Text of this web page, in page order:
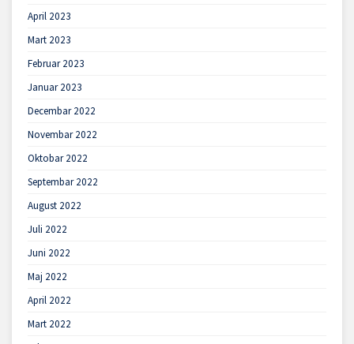
April 2023
Mart 2023
Februar 2023
Januar 2023
Decembar 2022
Novembar 2022
Oktobar 2022
Septembar 2022
August 2022
Juli 2022
Juni 2022
Maj 2022
April 2022
Mart 2022